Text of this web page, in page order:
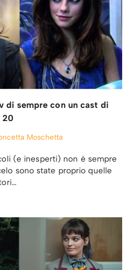
di sempre con un cast di
20
Moschetta
(e inesperti) non è sempre
sono state proprio quelle